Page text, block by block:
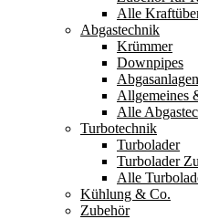
Alle
Abgastechnik
Krümmer
Downpipes
Abgasanlagen
Allgemeines
Alle
Turbotechnik
Turbolader
Turbolader
Alle
Kühlung & Co.
Zubehör